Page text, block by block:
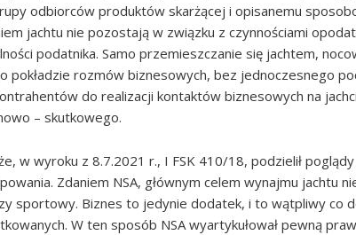
odbiorców produktów skarżącej i opisanemu
jachtu nie pozostają w związku z czynnościami
podatnika. Samo przemieszczanie się jachtem,
pokładzie rozmów biznesowych, bez jednoczesnego
do realizacji kontaktów biznesowych na
– skutkowego.
w wyroku z 8.7.2021 r., I FSK 410/18, podzielił
Zdaniem NSA, głównym celem wynajmu jachtu
sportowy. Biznes to jedynie dodatek, i to wątpliwy co
W ten sposób NSA wyartykułował pewną